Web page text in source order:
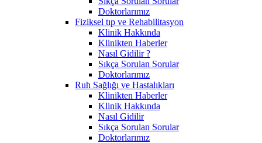
Doktorlarımız
Fiziksel tıp ve Rehabilitasyon
Klinik Hakkında
Klinikten Haberler
Nasıl Gidilir ?
Sıkça Sorulan Sorular
Doktorlarımız
Ruh Sağlığı ve Hastalıkları
Klinikten Haberler
Klinik Hakkında
Nasıl Gidilir
Sıkça Sorulan Sorular
Doktorlarımız